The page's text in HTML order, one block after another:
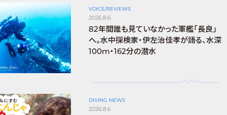
VOICE/REVIEWS
2026.8.6
82年間誰も見ていなかった軍艦「長良」
へ。水中探検家・伊左治佳孝が語る、水深
100m・162分の潜水
DIVING NEWS
2026.8.6